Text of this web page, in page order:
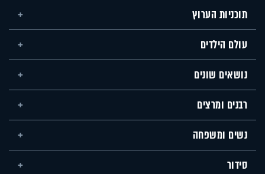
תוכניות הערוץ
עולם הילדים
נושאים שונים
רבנים ומרצים
נשים ומשפחה
סידור